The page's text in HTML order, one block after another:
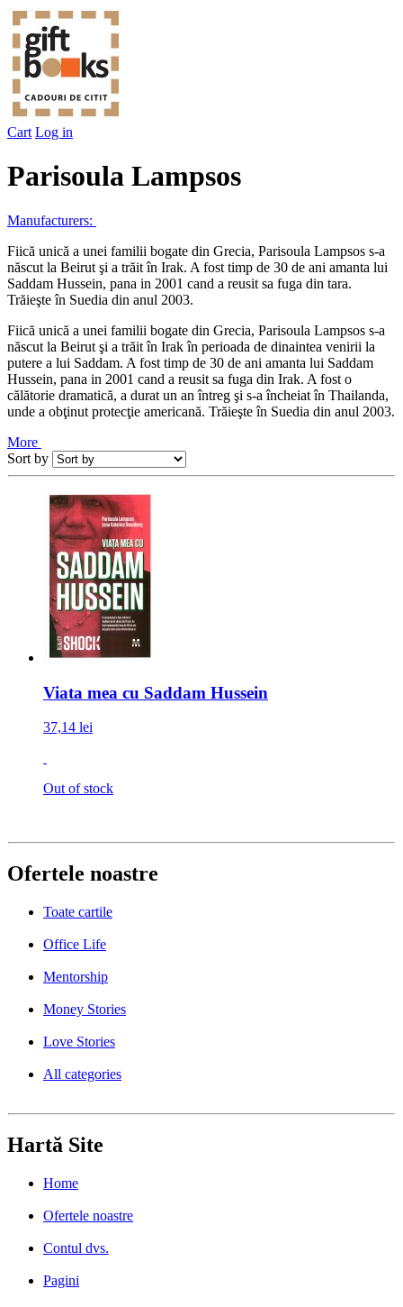
Cart Log in
Parisoula Lampsos
Manufacturers:
Fiică unică a unei familii bogate din Grecia, Parisoula Lampsos s-a
născut la Beirut şi a trăit în Irak. A fost timp de 30 de ani amanta lui
Saddam Hussein, pana in 2001 cand a reusit sa fuga din tara.
Trăieşte în Suedia din anul 2003.
Fiică unică a unei familii bogate din Grecia, Parisoula Lampsos s-a
născut la Beirut şi a trăit în Irak în perioada de dinaintea venirii la
putere a lui Saddam. A fost timp de 30 de ani amanta lui Saddam
Hussein, pana in 2001 cand a reusit sa fuga din Irak. A fost o
călătorie dramatică, a durat un an întreg şi s-a încheiat în Thailanda,
unde a obţinut protecţie americană. Trăieşte în Suedia din anul 2003.
More
Sort by
Viata mea cu Saddam Hussein
37,14 lei
Out of stock
Ofertele noastre
Toate cartile
Office Life
Mentorship
Money Stories
Love Stories
All categories
Hartă Site
Home
Ofertele noastre
Contul dvs.
Pagini